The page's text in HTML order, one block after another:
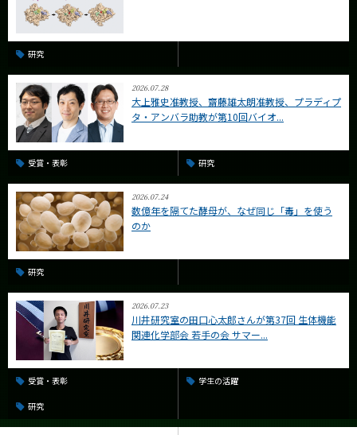
研究
2026.07.28
大上雅史准教授、齋藤雄太朗准教授、プラディプ
タ・アンバラ助教が第10回バイオ...
受賞・表彰 研究
2026.07.24
数億年を隔てた酵母が、なぜ同じ「毒」を使う
のか
研究
2026.07.23
川井研究室の田口心太郎さんが第37回 生体機能
関連化学部会 若手の会 サマー...
受賞・表彰 学生の活躍
研究